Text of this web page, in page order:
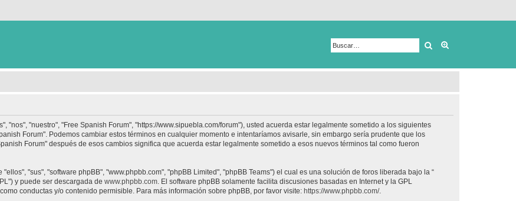
Buscar
"nos", "nuestro", "Free Spanish Forum", "https://www.sipuebla.com/forum"), usted acuerda estar legalmente sometido a los siguientes
Forum". Podemos cambiar estos términos en cualquier momento e intentaríamos avisarle, sin embargo sería prudente que los
Forum" después de esos cambios significa que acuerda estar legalmente sometido a esos nuevos términos tal como fueron
"sus", "software phpBB", "www.phpbb.com", "phpBB Limited", "phpBB Teams") el cual es una solución de foros liberada bajo la “
y puede ser descargada de www.phpbb.com. El software phpBB solamente facilita discusiones basadas en Internet y la GPL
conductas y/o contenido permisible. Para más información sobre phpBB, por favor visite: https://www.phpbb.com/.